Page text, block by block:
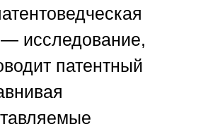
— исследование,
патентный